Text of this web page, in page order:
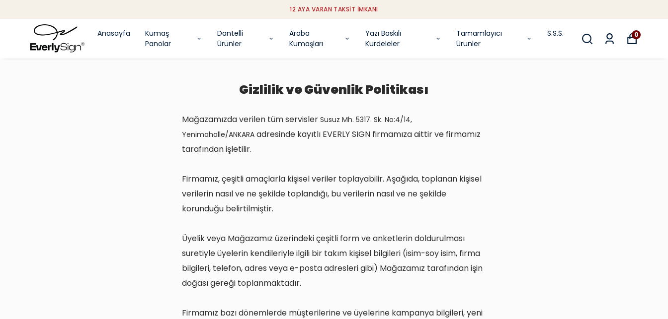
12 AYA VARAN TAKSIT İMKANI
Anasayfa
Kumaş
Panolar
Dantelli
Ürünler
Araba
Kumaşları
Yazı Baskılı
Kurdeleler
Tamamlayıcı
Ürünler
S.S.S. 0
Gizlilik ve Güvenlik Politikası
Mağazamızda verilen tüm servisler Susuz Mh. 5317. Sk. No:4/14,
Yenimahalle/ANKARA adresinde kayıtlı EVERLY SIGN firmamıza aittir ve firmamız
tarafından işletilir.
Firmamız, çeşitli amaçlarla kişisel veriler toplayabilir. Aşağıda, toplanan kişisel
verilerin nasıl ve ne şekilde toplandığı, bu verilerin nasıl ve ne şekilde
korunduğu belirtilmiştir.
Üyelik veya Mağazamız üzerindeki çeşitli form ve anketlerin doldurulması
suretiyle üyelerin kendileriyle ilgili bir takım kişisel bilgileri (isim-soy isim, firma
bilgileri, telefon, adres veya e-posta adresleri gibi) Mağazamız tarafından işin
doğası gereği toplanmaktadır.
Firmamız bazı dönemlerde müşterilerine ve üyelerine kampanya bilgileri, yeni